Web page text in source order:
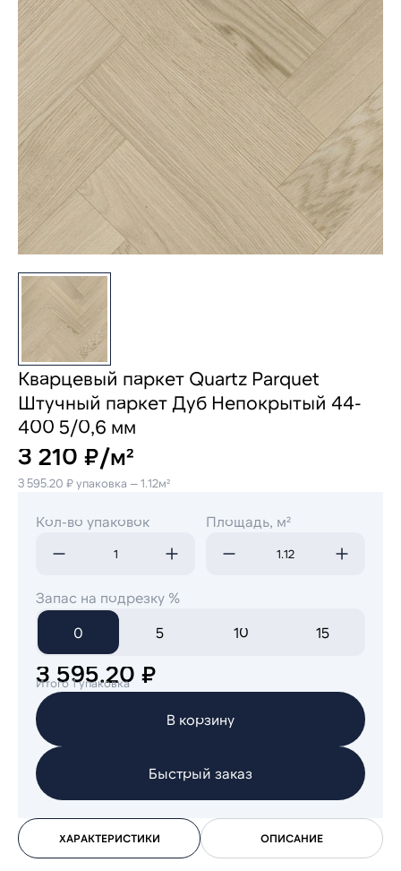
Кварцевый паркет Quartz Parquet
Штучный паркет Дуб Непокрытый 44-
400 5/0,6 мм
3 210 ₽/м²
3 595.20 ₽ упаковка — 1.12м²
Кол-во упаковок Площадь, м²
Запас на подрезку %
0 5 10 15
3 595.20 ₽
Итого 1 упаковка
В корзину
Быстрый заказ
ХАРАКТЕРИСТИКИ ОПИСАНИЕ